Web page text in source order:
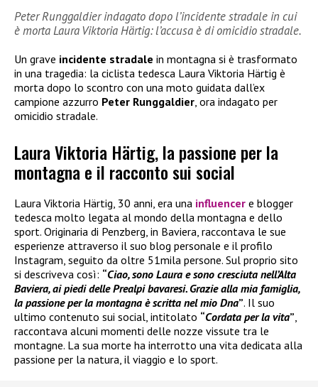
Peter Runggaldier indagato dopo l’incidente stradale in cui
è morta Laura Viktoria Härtig: l’accusa è di omicidio stradale.
Un grave incidente stradale in montagna si è trasformato
in una tragedia: la ciclista tedesca Laura Viktoria Härtig è
morta dopo lo scontro con una moto guidata dall’ex
campione azzurro Peter Runggaldier, ora indagato per
omicidio stradale.
Laura Viktoria Härtig, la passione per la
montagna e il racconto sui social
Laura Viktoria Härtig, 30 anni, era una influencer e blogger
tedesca molto legata al mondo della montagna e dello
sport. Originaria di Penzberg, in Baviera, raccontava le sue
esperienze attraverso il suo blog personale e il profilo
Instagram, seguito da oltre 51mila persone. Sul proprio sito
si descriveva così: “Ciao, sono Laura e sono cresciuta nell’Alta
Baviera, ai piedi delle Prealpi bavaresi. Grazie alla mia famiglia,
la passione per la montagna è scritta nel mio Dna”. Il suo
ultimo contenuto sui social, intitolato “Cordata per la vita”
raccontava alcuni momenti delle nozze vissute tra le
montagne. La sua morte ha interrotto una vita dedicata alla
passione per la natura, il viaggio e lo sport.